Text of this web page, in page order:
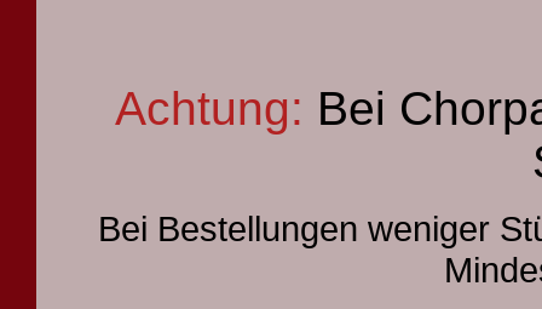
Achtung: Bei
Bei Bestellungen weniger